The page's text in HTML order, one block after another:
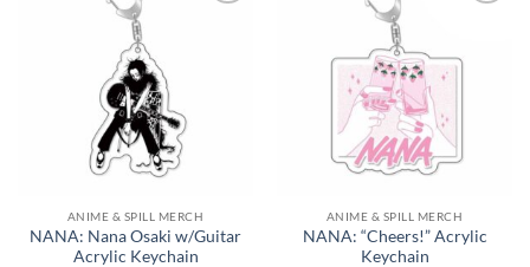
ANIME & SPILL MERCH
NANA: Nana Osaki w/Guitar
Acrylic Keychain
ANIME & SPILL MERCH
NANA: “Cheers!” Acrylic
Keychain